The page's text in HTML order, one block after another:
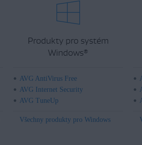
Produkty pro systém
Windows®
AVG AntiVirus Free
AVG Internet Security
AVG TuneUp
Všechny produkty pro Windows